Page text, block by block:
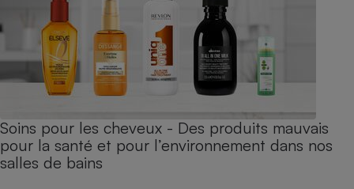
Soins pour les cheveux - Des produits mauvais
pour la santé et pour l’environnement dans nos
salles de bains